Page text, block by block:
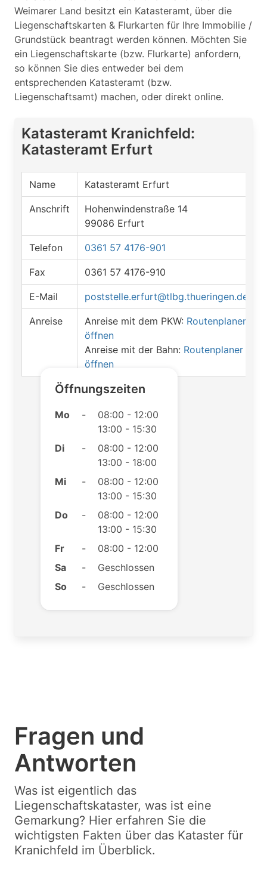
Weimarer Land besitzt ein Katasteramt, über die
Liegenschaftskarten & Flurkarten für Ihre Immobilie /
Grundstück beantragt werden können. Möchten Sie
ein Liegenschaftskarte (bzw. Flurkarte) anfordern,
so können Sie dies entweder bei dem
entsprechenden Katasteramt (bzw.
Liegenschaftsamt) machen, oder direkt online.
Katasteramt Kranichfeld:
Katasteramt Erfurt
Name Katasteramt Erfurt
Anschrift
Hohenwindenstraße 14
99086 Erfurt
Telefon 0361 57 4176-901
Fax 0361 57 4176-910
E-Mail poststelle.erfurt@tlbg.thueringen.de
Anreise Anreise mit dem PKW: Routenplaner
öffnen
Anreise mit der Bahn: Routenplaner
öffnen
Öffnungszeiten
Mo -
08:00 - 12:00
13:00 - 15:30
Di
-
08:00 - 12:00
13:00 - 18:00
Mi
-
08:00 - 12:00
13:00 - 15:30
Do
-
08:00 - 12:00
13:00 - 15:30
Fr
-
08:00 - 12:00
Sa
-
Geschlossen
So
- Geschlossen
Fragen und
Antworten
Was ist eigentlich das
Liegenschaftskataster, was ist eine
Gemarkung? Hier erfahren Sie die
wichtigsten Fakten über das Kataster für
Kranichfeld im Überblick.